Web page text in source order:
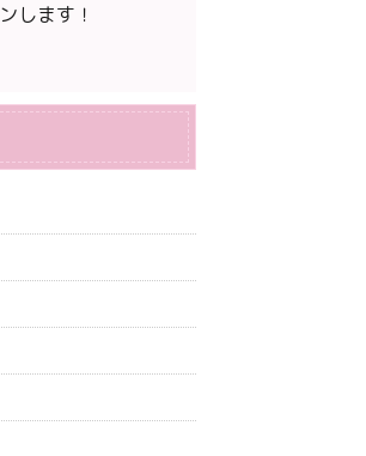
ンします！